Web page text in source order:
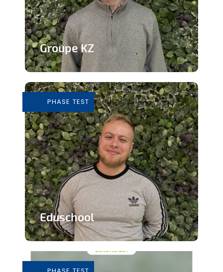
Groupe KZ
main
En savoir plus
PHASE TEST
Eduschool
de professeurs en secondaire